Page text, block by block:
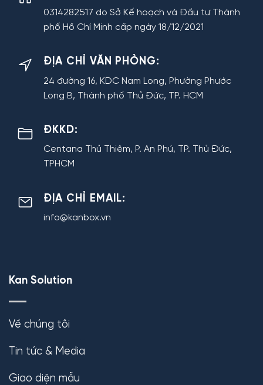
0314282517 do Sở Kế hoạch và Đầu tư Thành
phố Hồ Chí Minh cấp ngày 18/12/2021
ĐỊA CHỈ VĂN PHÒNG:
24 đường 16, KDC Nam Long, Phường Phước
Long B, Thành phố Thủ Đức, TP. HCM
ĐKKD:
Centana Thủ Thiêm, P. An Phú, TP. Thủ Đức,
TPHCM
ĐỊA CHỈ EMAIL:
info@kanbox.vn
Kan Solution
Về chúng tôi
Tin tức & Media
Giao diện mẫu